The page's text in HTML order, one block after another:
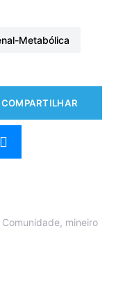
Metabólica
COMPARTILHAR
mineiro